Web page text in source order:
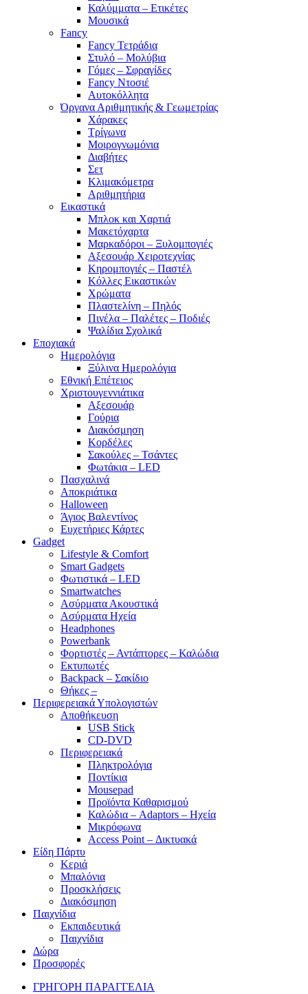
Καλύμματα – Ετικέτες
Μουσικά
Fancy
Fancy Τετράδια
Στυλό – Μολύβια
Γόμες – Σφραγίδες
Fancy Ντοσιέ
Αυτοκόλλητα
Όργανα Αριθμητικής & Γεωμετρίας
Χάρακες
Τρίγωνα
Mοιρογνωμόνια
Διαβήτες
Σετ
Κλιμακόμετρα
Αριθμητήρια
Εικαστικά
Μπλοκ και Χαρτιά
Μακετόχαρτα
Μαρκαδόροι – Ξυλομπογιές
Αξεσουάρ Χειροτεχνίας
Κηρομπογιές – Παστέλ
Κόλλες Εικαστικών
Χρώματα
Πλαστελίνη – Πηλός
Πινέλα – Παλέτες – Ποδιές
Ψαλίδια Σχολικά
Εποχιακά
Ημερολόγια
Ξύλινα Ημερολόγια
Εθνική Επέτειος
Χριστουγεννιάτικα
Αξεσουάρ
Γούρια
Διακόσμηση
Κορδέλες
Σακούλες – Τσάντες
Φωτάκια – LED
Πασχαλινά
Αποκριάτικα
Halloween
Άγιος Βαλεντίνος
Ευχετήριες Κάρτες
Gadget
Lifestyle & Comfort
Smart Gadgets
Φωτιστικά – LED
Smartwatches
Ασύρματα Ακουστικά
Ασύρματα Ηχεία
Headphones
Powerbank
Φορτιστές – Αντάπτορες – Καλώδια
Εκτυπωτές
Backpack – Σακίδιο
Θήκες –
Περιφερειακά Υπολογιστών
Αποθήκευση
USB Stick
CD-DVD
Περιφερειακά
Πληκτρολόγια
Ποντίκια
Mousepad
Προϊόντα Καθαρισμού
Καλώδια – Adaptors – Ηχεία
Μικρόφωνα
Access Point – Δικτυακά
Είδη Πάρτυ
Κεριά
Μπαλόνια
Προσκλήσεις
Διακόσμηση
Παιχνίδια
Εκπαιδευτικά
Παιχνίδια
Δώρα
Προσφορές
ΓΡΗΓΟΡΗ ΠΑΡΑΓΓΕΛΙΑ